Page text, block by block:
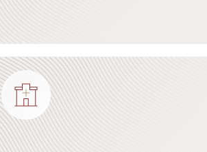
Подробнее о программе